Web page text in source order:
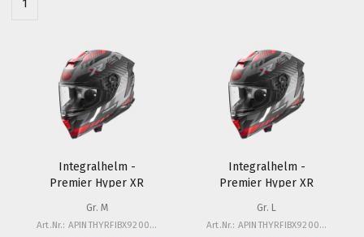
1
Integralhelm -
Premier Hyper XR
Gr. M
Art.Nr.: APINTHYRFIBX92000M
Integralhelm -
Premier Hyper XR
Gr. L
Art.Nr.: APINTHYRFIBX92000L